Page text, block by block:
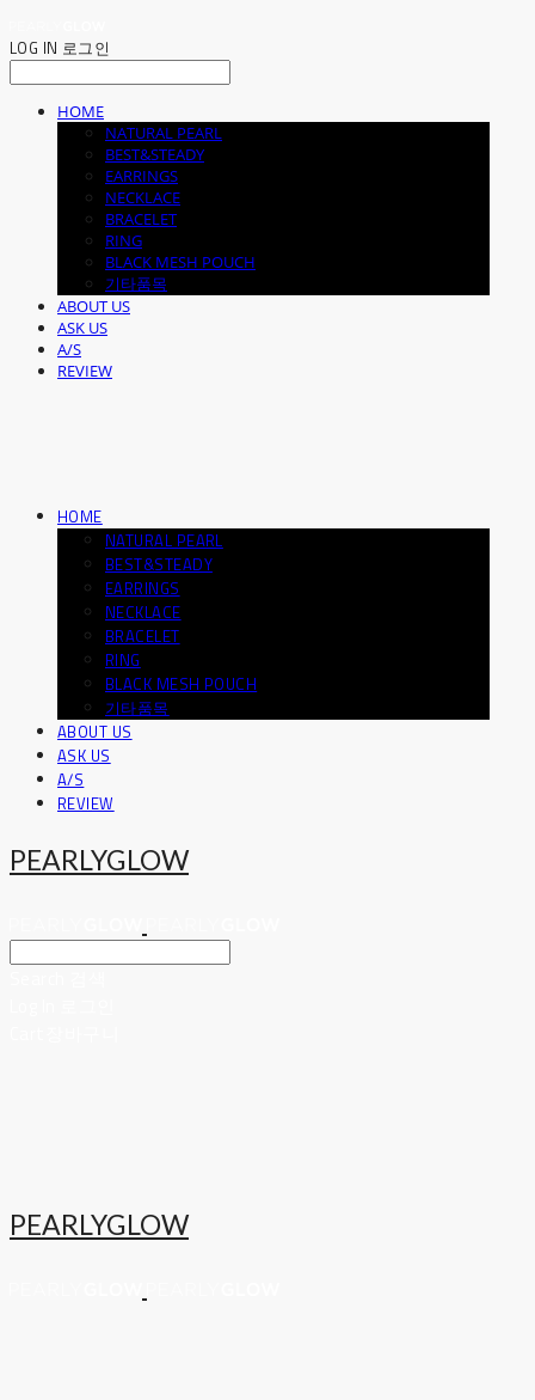
LOG IN 로그인
HOME
NATURAL PEARL
BEST&STEADY
EARRINGS
NECKLACE
BRACELET
RING
BLACK MESH POUCH
기타품목
ABOUT US
ASK US
A/S
REVIEW
HOME
NATURAL PEARL
BEST&STEADY
EARRINGS
NECKLACE
BRACELET
RING
BLACK MESH POUCH
기타품목
ABOUT US
ASK US
A/S
REVIEW
PEARLYGLOW
PEARLYGLOW